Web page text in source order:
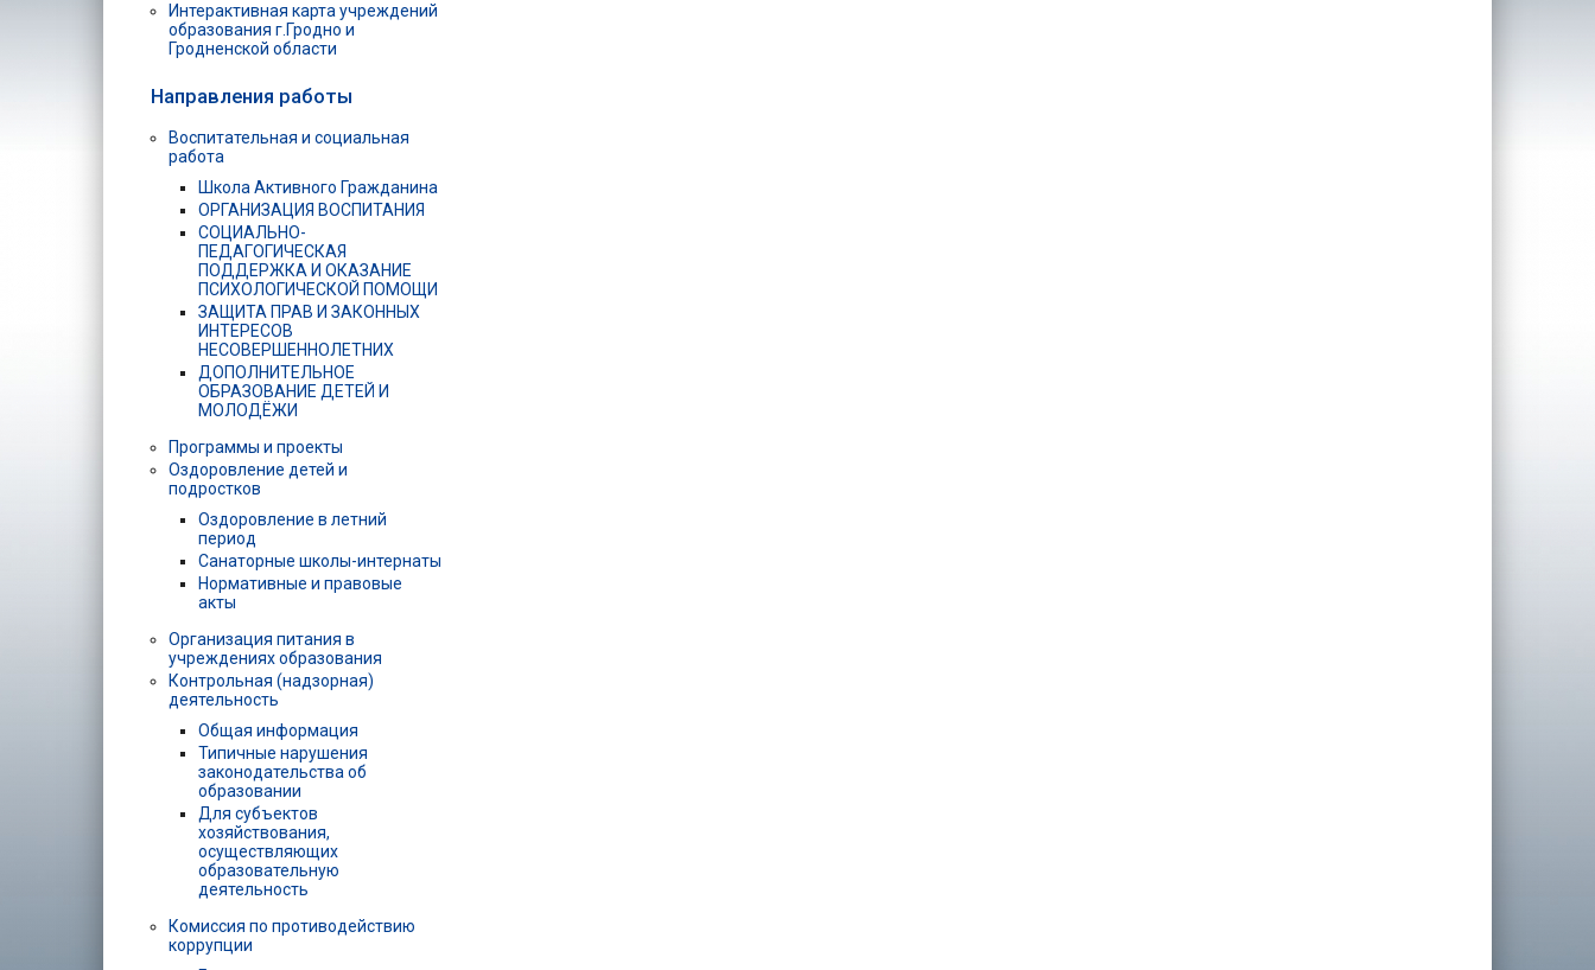
Интерактивная карта учреждений
образования г.Гродно и
Гродненской области
Направления работы
Воспитательная и социальная
работа
Школа Активного Гражданина
ОРГАНИЗАЦИЯ ВОСПИТАНИЯ
СОЦИАЛЬНО-
ПЕДАГОГИЧЕСКАЯ
ПОДДЕРЖКА И ОКАЗАНИЕ
ПСИХОЛОГИЧЕСКОЙ ПОМОЩИ
ЗАЩИТА ПРАВ И ЗАКОННЫХ
ИНТЕРЕСОВ
НЕСОВЕРШЕННОЛЕТНИХ
ДОПОЛНИТЕЛЬНОЕ
ОБРАЗОВАНИЕ ДЕТЕЙ И
МОЛОДЁЖИ
Программы и проекты
Оздоровление детей и
подростков
Оздоровление в летний
период
Санаторные школы-интернаты
Нормативные и правовые
акты
Организация питания в
учреждениях образования
Контрольная (надзорная)
деятельность
Общая информация
Типичные нарушения
законодательства об
образовании
Для субъектов
хозяйствования,
осуществляющих
образовательную
деятельность
Комиссия по противодействию
коррупции